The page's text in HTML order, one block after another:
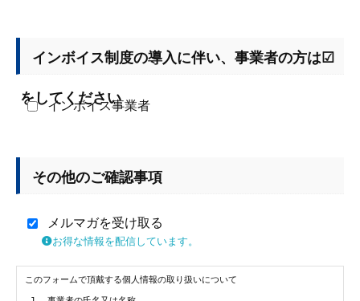
インボイス制度の導入に伴い、事業者の方は☑
をしてください
インボイス事業者
その他のご確認事項
メルマガを受け取る
お得な情報を配信しています。
このフォームで頂戴する個人情報の取り扱いについて